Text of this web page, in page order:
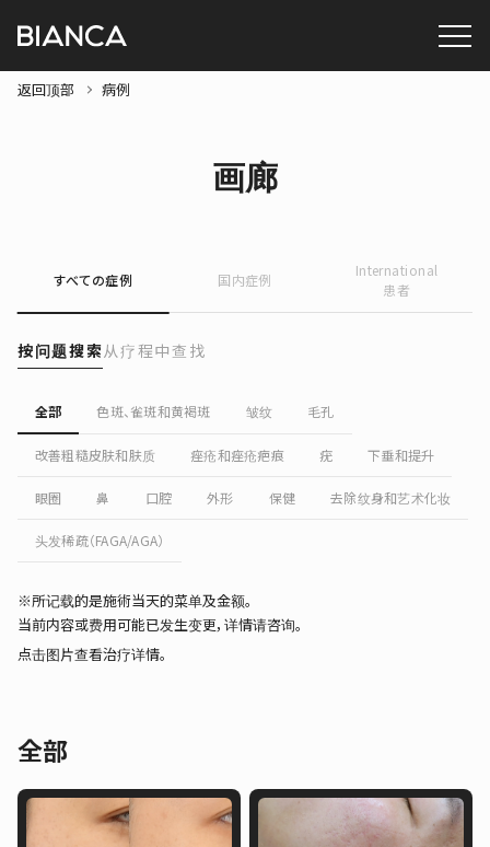
返回顶部 病例
画廊
すべての症例 国内症例
International
患者
按问题搜索从疗程中查找
全部 色斑、雀斑和黄褐斑 皱纹 毛孔
改善粗糙皮肤和肤质 痤疮和痤疮疤痕 疣 下垂和提升
眼圈 鼻 口腔 外形 保健 去除纹身和艺术化妆
头发稀疏（FAGA/AGA）
※所记载的是施術当天的菜单及金额。
当前内容或费用可能已发生变更，详情请咨询。
点击图片查看治疗详情。
全部